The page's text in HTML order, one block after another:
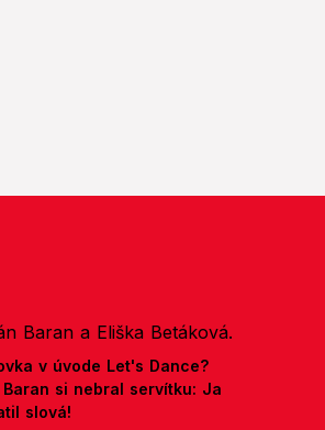
v úvode Let's Dance?
si nebral servítku: Ja
slová!